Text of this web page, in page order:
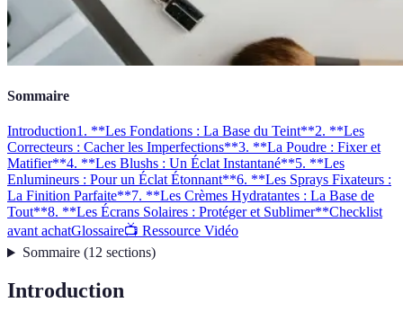
Sommaire
Introduction1. **Les Fondations : La Base du Teint**2. **Les
Correcteurs : Cacher les Imperfections**3. **La Poudre : Fixer et
Matifier**4. **Les Blushs : Un Éclat Instantané**5. **Les
Enlumineurs : Pour un Éclat Étonnant**6. **Les Sprays Fixateurs :
La Finition Parfaite**7. **Les Crèmes Hydratantes : La Base de
Tout**8. **Les Écrans Solaires : Protéger et Sublimer**Checklist
avant achatGlossaire📺 Ressource Vidéo
Sommaire(12 sections)
Introduction